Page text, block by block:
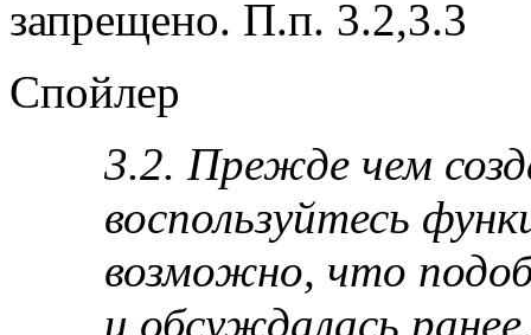
запрещено. П.п. 3.2,3.3
Спойлер
3.2. Прежде чем
воспользуйтесь
возможно, что
и обсуждалась